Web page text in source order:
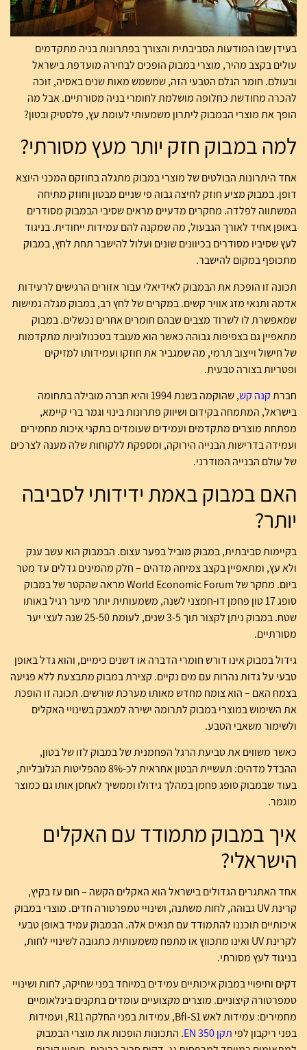
בעידן שבו המודעות הסביבתית והצורך בפתרונות בניה מתקדמים
עולים בקצב מהיר, מוצרי במבוק הופכים לבחירה מועדפת בישראל
ובעולם. חומר הגלם הטבעי הזה, שמשמש מאות שנים באסיה, זוכה
להכרה מחודשת כחלופה מושלמת לחומרי בניה מסורתיים. אבל מה
הופך את מוצרי הבמבוק ליתרון משמעותי לעומת עץ, פלסטיק ובטון?
למה במבוק חזק יותר מעץ מסורתי?
אחד היתרונות הבולטים של מוצרי במבוק מתגלה בחוזקם המכני היוצא
דופן. במבוק מציע חוזק לחיצה גבוה פי שניים מבטון וחוזק מתיחה
המשתווה לפלדה. מחקרים מדעיים מראים שסיבי הבמבוק מסודרים
באופן אחיד לאורך הגבעול, מה שמקנה להם עמידות ייחודית. בניגוד
לעץ שסיביו מסודרים בכיוונים שונים ועלול להישבר תחת לחץ, במבוק
מתכופף במקום להישבר.
תכונה זו הופכת את הבמבוק לאידיאלי עבור אזורים הרגישים לרעידות
אדמה ותנאי מזג אוויר קשים. במקרים של לחץ רב, במבוק מגלה גמישות
שמאפשרת לו לשרוד מצבים שבהם חומרים אחרים נכשלים. במבוק
מתאפיין גם בצפיפות גבוהה כאשר הוא מעובד בטכנולוגיות מתקדמות
של חישול וייצוב תרמי, מה שמגביר את חוזקו ועמידותו למזיקים
ופטריות בצורה טבעית.
חברתקנה קש
, שהוקמה בשנת 1994 והיא חברה מובילה בתחומה
בישראל, המתמחה בקידום ושיווק פתרונות בינוי וגמר ברי קיימא,
מפתחת מוצרים מתקדמים ועמידים שעומדים בתקני איכות מחמירים
ועמידה בדרישות הבנייה הירוקה, ומספקת ללקוחות שלה מענה לצרכים
של עולם הבנייה המודרני.
האם במבוק באמת ידידותי לסביבה
יותר?
בקיימות סביבתית, במבוק מוביל בפער עצום. הבמבוק הוא עשב ענק
ולא עץ, ומתאפיין בקצב צמיחה מדהים – חלק מהמינים גדלים עד מטר
ביום. מחקר של World Economic Forum מראה שהקטר של במבוק
סופג 17 טון פחמן דו-חמצני לשנה, משמעותית יותר מיער רגיל באותו
שטח. במבוק ניתן לקצור תוך 3-5 שנים, לעומת 25-50 שנה לעצי יער
מסורתיים.
גידול במבוק אינו דורש חומרי הדברה או דשנים כימיים, והוא גדל באופן
טבעי על גדות נהרות עם מים נקיים. קצירת במבוק מתבצעת ללא פגיעה
בצמח האם – הוא צומח מחדש מאותו מערכת שורשים. תכונה זו הופכת
את השימוש במוצרי במבוק לתרומה ישירה למאבק בשינויי האקלים
ולשימור משאבי הטבע.
כאשר משווים את טביעת הרגל הפחמנית של במבוק לזו של בטון,
ההבדל מדהים: תעשיית הבטון אחראית לכ-8% מהפליטות הגלובליות,
בעוד שבמבוק סופג פחמן במהלך גידולו וממשיך לאחסן אותו גם כמוצר
מוגמר.
איך במבוק מתמודד עם האקלים
הישראלי?
אחד האתגרים הגדולים בישראל הוא האקלים הקשה – חום עז בקיץ,
קרינת UV גבוהה, לחות משתנה, ושינויי טמפרטורה חדים. מוצרי במבוק
איכותיים תוכננו להתמודד עם תנאים אלה. הבמבוק עמיד באופן טבעי
לקרינת UV ואינו מתכווץ או מתפח משמעותית כתגובה לשינויי לחות,
בניגוד לעץ מסורתי.
דקים וחיפויי במבוק איכותיים עמידים במיוחד בפני שחיקה, לחות ושינויי
טמפרטורה קיצוניים. מוצרים מקצועיים עומדים בתקנים בינלאומיים
מחמירים: עמידות לאש Bfl-S1, עמידות בפני החלקה R11, ועמידות
בפני ריקבון לפי תקן EN 350
. התכונות הופכות את מוצרי הבמבוק